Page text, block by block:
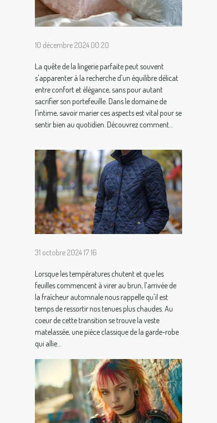
10 décembre 2024 00:20
La quête de la lingerie parfaite peut souvent
s'apparenter à la recherche d'un équilibre délicat
entre confort et élégance, sans pour autant
sacrifier son portefeuille. Dans le domaine de
l'intime, savoir marier ces aspects est vital pour se
sentir bien au quotidien. Découvrez comment...
31 octobre 2024 17:16
Lorsque les températures chutent et que les
feuilles commencent à virer au brun, l'arrivée de
la fraîcheur automnale nous rappelle qu'il est
temps de ressortir nos tenues plus chaudes. Au
coeur de cette transition se trouve la veste
matelassée, une pièce classique de la garde-robe
qui allie...